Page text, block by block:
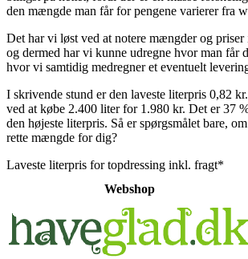
den mængde man får for pengene varierer fra
Det har vi løst ved at notere mængder og priser
og dermed har vi kunne udregne hvor man får
hvor vi samtidig medregner et eventuelt
I skrivende stund er den laveste literpris 0,82
ved at købe 2.400 liter for 1.980 kr. Det er 37
den højeste literpris. Så er spørgsmålet bare,
rette mængde for dig?
Laveste literpris for topdressing inkl. fragt*
Webshop